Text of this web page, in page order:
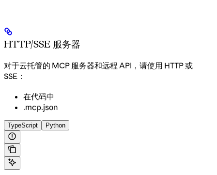
HTTP/SSE 服务器
对于云托管的 MCP 服务器和远程 API，请使用 HTTP 或
SSE：
在代码中
.mcp.json
TypeScript Python